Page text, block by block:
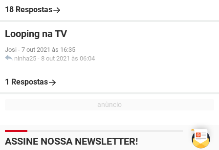
18 Respostas
Looping na TV
Josi - 7 out 2021 às 16:35
ninha25 - 8 out 2021 às 06:04
1 Respostas
ASSINE NOSSA NEWSLETTER!